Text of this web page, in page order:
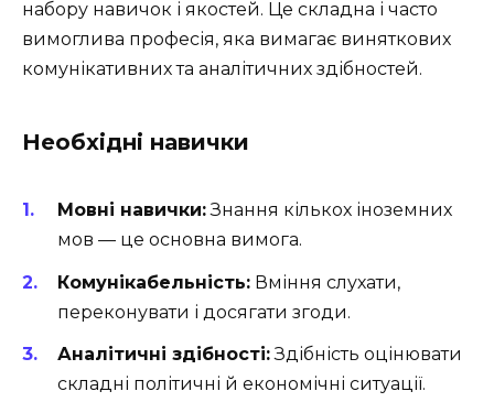
набору навичок і якостей. Це складна і часто
вимоглива професія, яка вимагає виняткових
комунікативних та аналітичних здібностей.
Необхідні навички
Мовні навички:Знання кількох іноземних
мов — це основна вимога.
Комунікабельність: Вміння слухати,
переконувати і досягати згоди.
Аналітичні здібності:Здібність оцінювати
складні політичні й економічні ситуації.